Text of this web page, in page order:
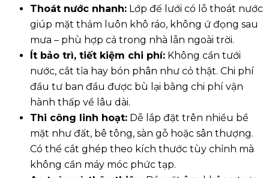
Thoát nước nhanh: Lớp đế lưới có lỗ thoát nước
giúp mặt thảm luôn khô ráo, không ứ đọng sau
mưa – phù hợp cả trong nhà lẫn ngoài trời.
Ít bảo trì, tiết kiệm chi phí: Không cần tưới
nước, cắt tỉa hay bón phân như cỏ thật. Chi phí
đầu tư ban đầu được bù lại bằng chi phí vận
hành thấp về lâu dài.
Thi công linh hoạt: Dễ lắp đặt trên nhiều bề
mặt như đất, bê tông, sàn gỗ hoặc sân thượng.
Có thể cắt ghép theo kích thước tùy chỉnh mà
không cần máy móc phức tạp.